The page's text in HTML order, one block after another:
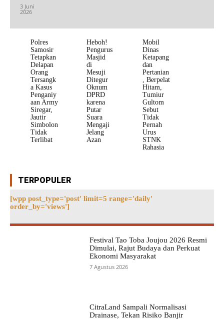
3 Juni
2026
Polres
Samosir
Tetapkan
Delapan
Orang
Tersangk
a Kasus
Penganiy
aan Army
Siregar,
Jautir
Simbolon
Tidak
Terlibat
Heboh!
Pengurus
Masjid
di
Mesuji
Ditegur
Oknum
DPRD
karena
Putar
Suara
Mengaji
Jelang
Azan
Mobil
Dinas
Ketapang
dan
Pertanian
, Berpelat
Hitam,
Tumiur
Gultom
Sebut
Tidak
Pernah
Urus
STNK
Rahasia
TERPOPULER
[wpp post_type='post' limit=5 range='daily'
order_by='views']
Festival Tao Toba Joujou 2026 Resmi
Dimulai, Rajut Budaya dan Perkuat
Ekonomi Masyarakat
7 Agustus 2026
CitraLand Sampali Normalisasi
Drainase, Tekan Risiko Banjir